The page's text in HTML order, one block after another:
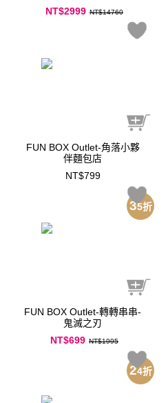
NT$2999 NT$14760
FUN BOX Outlet-角落小夥
伴麵包店
NT$799
FUN BOX Outlet-轉轉串串-
鬼滅之刃
NT$699 NT$1995
35折
24折